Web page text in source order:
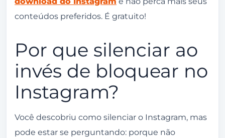
conteúdos preferidos. É gratuito!
Por que silenciar ao
invés de bloquear no
Instagram?
Você descobriu como silenciar o Instagram, mas
pode estar se perguntando: porque não